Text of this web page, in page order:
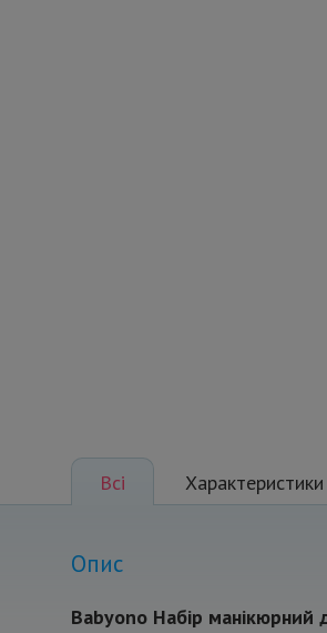
Всі Характеристики
Опис
Babyono Набір манікюрний